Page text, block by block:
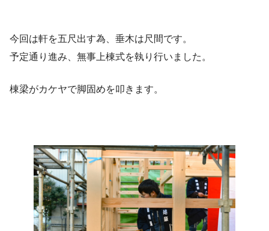
今回は軒を五尺出す為、垂木は尺間です。
予定通り進み、無事上棟式を執り行いました。
棟梁がカケヤで脚固めを叩きます。